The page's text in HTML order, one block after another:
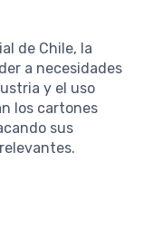
de Chile, la
a necesidades
y el uso
los cartones
sus